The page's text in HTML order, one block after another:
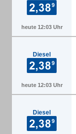
heute 12:03 Uhr
Diesel
heute 12:03 Uhr
Diesel